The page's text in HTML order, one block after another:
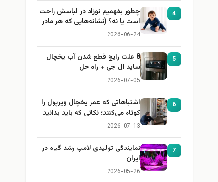
4
چطور بفهمیم نوزاد در لباسش راحت
است یا نه؟ (نشانه‌هایی که هر مادر
باید بداند)
2026-06-24
5
8 علت رایج قطع شدن آب یخچال
ساید ال جی + راه حل
2026-07-05
6
اشتباهاتی که عمر یخچال ویرپول را
کوتاه می‌کنند؛ نکاتی که باید بدانید
2026-07-13
7
نمایندگی تولیدی لامپ رشد گیاه در
ایران
2026-05-26